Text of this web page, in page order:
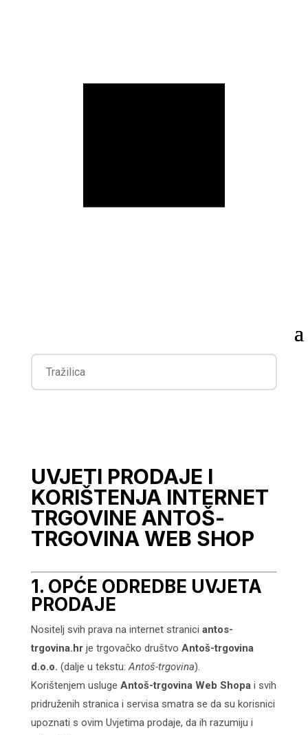
UVJETI PRODAJE I
KORIŠTENJA INTERNET
TRGOVINE ANTOŠ-
TRGOVINA WEB SHOP
1. OPĆE ODREDBE UVJETA
PRODAJE
Nositelj svih prava na internet stranici antos-
trgovina.hrje trgovačko društvo Antoš-trgovina
d.o.o. (dalje u tekstu:Antoš-trgovina).
Korištenjem usluge Antoš-trgovina Web Shopai svih
pridruženih stranica i servisa smatra se da su korisnici
upoznati s ovim Uvjetima prodaje, da ih razumiju i